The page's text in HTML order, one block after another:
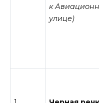
к
улице)